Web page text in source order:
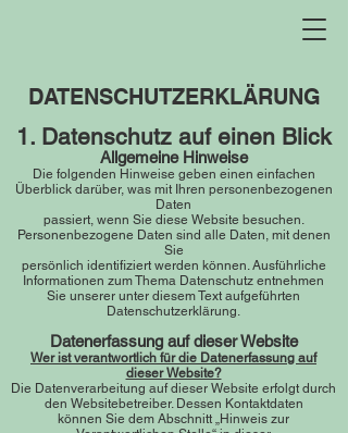
DATENSCHUTZERKLÄRUNG
1. Datenschutz auf einen Blick
Allgemeine Hinweise
Die folgenden Hinweise geben einen einfachen
Überblick darüber, was mit Ihren personenbezogenen
Daten
passiert, wenn Sie diese Website besuchen.
Personenbezogene Daten sind alle Daten, mit denen
Sie
persönlich identifiziert werden können. Ausführliche
Informationen zum Thema Datenschutz entnehmen
Sie unserer unter diesem Text aufgeführten
Datenschutzerklärung.
Datenerfassung auf dieser Website
Wer ist verantwortlich für die Datenerfassung auf
dieser Website?
Die Datenverarbeitung auf dieser Website erfolgt durch
den Websitebetreiber. Dessen Kontaktdaten
können Sie dem Abschnitt „Hinweis zur